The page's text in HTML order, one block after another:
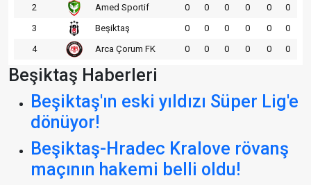
2
Amed Sportif 0 0 0 0 0
0
3
Beşiktaş 0 0 0 0 0
0
4
Arca Çorum FK 0 0 0 0 0 0
Beşiktaş Haberleri
Beşiktaş'ın eski yıldızı Süper Lig'e
dönüyor!
Beşiktaş-Hradec Kralove rövanş
maçının hakemi belli oldu!